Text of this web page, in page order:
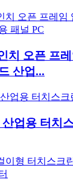
치 오픈 프
산업...
업용 터치